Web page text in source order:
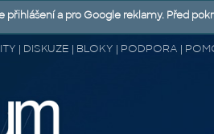
| DISKUZE | BLOKY | PODPORA |
a pro Google reklamy. Před